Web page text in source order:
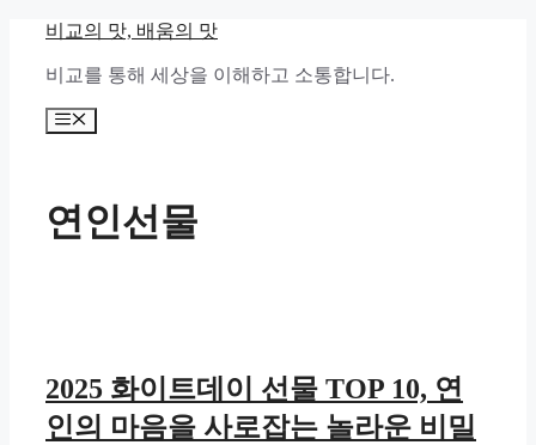
비교의 맛, 배움의 맛
비교를 통해 세상을 이해하고 소통합니다.
메
연인선물
2025 화이트데이 선물 TOP 10, 연
인의 마음을 사로잡는 놀라운 비밀